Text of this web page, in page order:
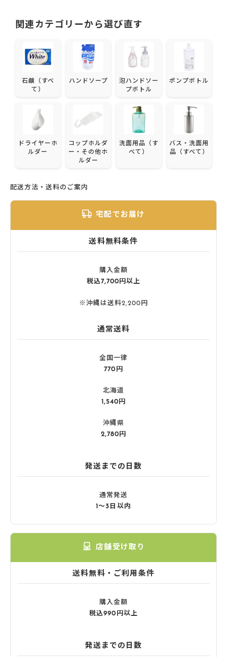
関連カテゴリーから選び直す
石鹸（すべ
て）
ハンドソープ
泡ハンドソー
プボトル
ポンプボトル
ドライヤーホ
ルダー
コップホルダ
ー・その他ホ
ルダー
洗面用品（す
べて）
バス・洗面用
品（すべて）
配送方法・送料のご案内
宅配でお届け
送料無料条件
購入金額
税込7,700円以上
※沖縄は送料2,200円
通常送料
全国一律
770円
北海道
1,540円
沖縄県
2,780円
発送までの日数
通常発送
1〜3日以内
店舗受け取り
送料無料・ご利用条件
購入金額
税込990円以上
発送までの日数